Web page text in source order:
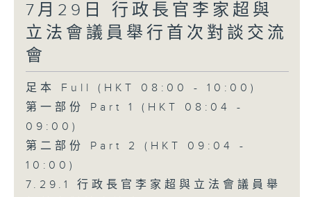
7月29日 行政長官李家超與
立法會議員舉行首次對談交流
會
足本 Full (HKT 08:00 - 10:00)
第一部份 Part 1 (HKT 08:04 -
09:00)
第二部份 Part 2 (HKT 09:04 -
10:00)
7.29.1 行政長官李家超與立法會議員舉